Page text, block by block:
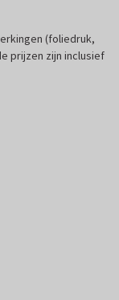
(foliedruk,
prijzen zijn inclusief